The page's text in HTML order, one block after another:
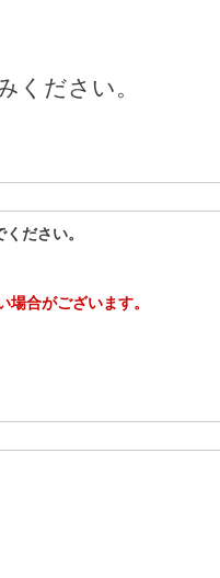
ください。
ださい。
場合がございます。